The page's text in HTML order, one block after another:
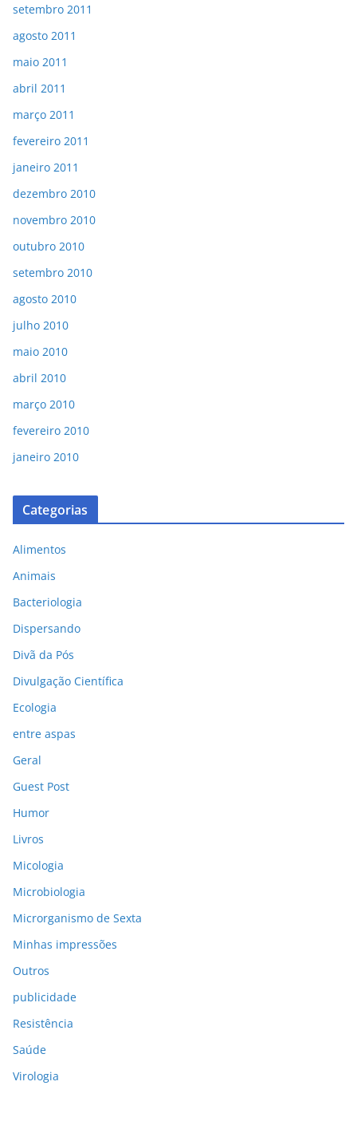
setembro 2011
agosto 2011
maio 2011
abril 2011
março 2011
fevereiro 2011
janeiro 2011
dezembro 2010
novembro 2010
outubro 2010
setembro 2010
agosto 2010
julho 2010
maio 2010
abril 2010
março 2010
fevereiro 2010
janeiro 2010
Categorias
Alimentos
Animais
Bacteriologia
Dispersando
Divã da Pós
Divulgação Científica
Ecologia
entre aspas
Geral
Guest Post
Humor
Livros
Micologia
Microbiologia
Microrganismo de Sexta
Minhas impressões
Outros
publicidade
Resistência
Saúde
Virologia